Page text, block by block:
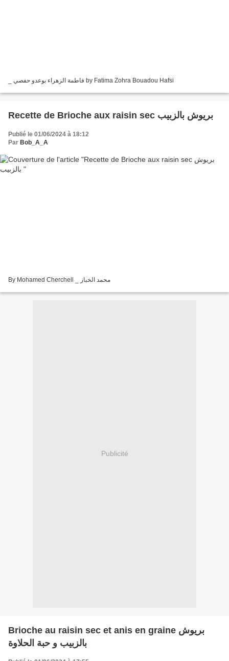
_ فاطمة الزهراء بوعدو حفصي by Fatima Zohra Bouadou Hafsi
Recette de Brioche aux raisin sec بريوش بالزبيب
Publié le 01/06/2024 à 18:12
Par Bob_A_A
By Mohamed Cherchell _ محمد الخباز
Publicité
Brioche au raisin sec et anis en graine بريوش
بالزبيب و حبة الحلاوة